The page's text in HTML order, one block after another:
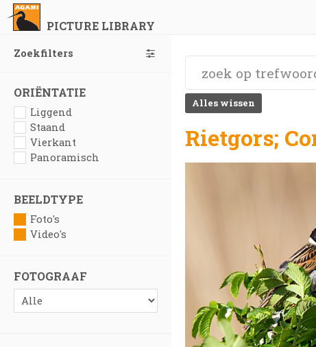
PICTURE LIBRARY
Zoekfilters
ORIËNTATIE
Liggend
Staand
Vierkant
Panoramisch
BEELDTYPE
Foto's
Video's
FOTOGRAAF
Alles wissen
Rietgors;